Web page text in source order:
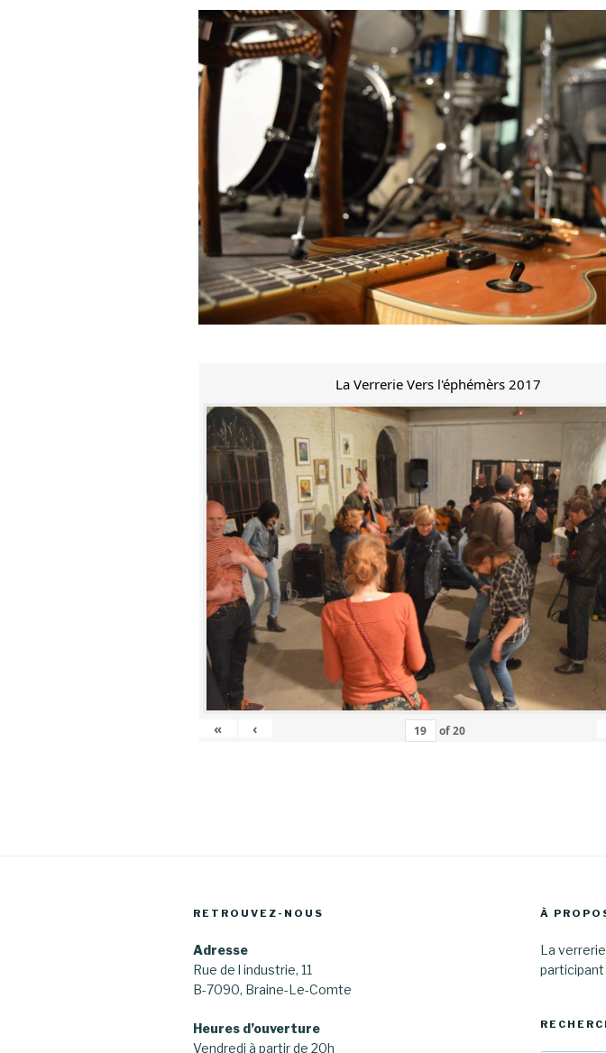
La Verrerie Vers l'éphémèrs 2017
« ‹ of20
RETROUVEZ-NOUS
Adresse
Rue de l industrie, 11
B-7090, Braine-Le-Comte
Heures d’ouverture
Vendredi à partir de 20h
À
La